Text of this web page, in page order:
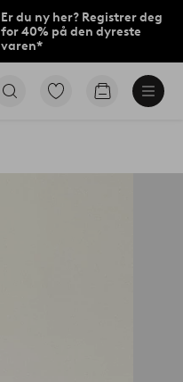
Er du ny her? Registrer deg
for 40% på den dyreste
varen*
Gå
Gå